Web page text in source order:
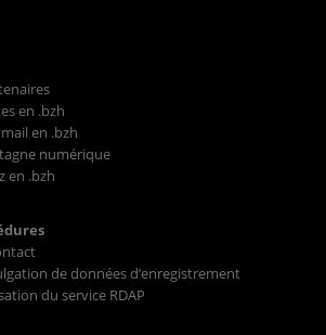
en .bzh
en .bzh
numérique
en .bzh
de données d’enregistrement
du service RDAP